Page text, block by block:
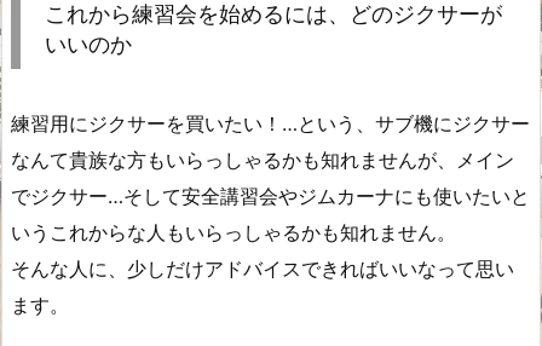
これから練習会を始めるには、どのジクサーが
いいのか
練習用にジクサーを買いたい！…という、サブ機にジクサー
なんて貴族な方もいらっしゃるかも知れませんが、メイン
でジクサー…そして安全講習会やジムカーナにも使いたいと
いうこれからな人もいらっしゃるかも知れません。
そんな人に、少しだけアドバイスできればいいなって思い
ます。